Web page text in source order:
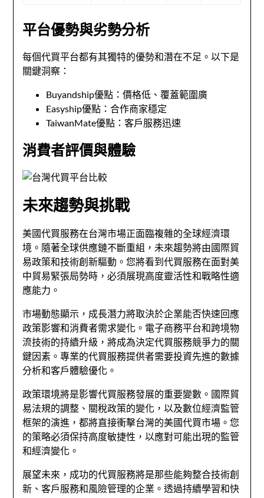
平台優勢與劣勢分析
每個代買平台都有其獨特的優勢和潛在不足。以下是
關鍵洞察：
Buyandship優點：價格低、覆蓋範圍廣
Easyship優點：合作商家穩定
TaiwanMate優點：客戶服務迅速
消費者評價與體驗
未來趨勢與挑戰
美國代買服務在台灣市場正面臨複雜的全球經濟環
境。隨著全球供應鏈不斷重組，未來趨勢將由國際貿
易政策和技術創新驅動。您將看到代買服務在面對美
中貿易緊張局勢時，必須展現高度靈活性和戰略性適
應能力。
市場動態顯示，成長潛力將取決於企業能否快速回應
政策影響和消費者需求變化。電子商務平台和跨境物
流技術的持續升級，將成為決定代買服務競爭力的關
鍵因素。專業的代買服務提供者需要投資先進的數據
分析和客戶體驗優化。
政策環境將是影響代買服務發展的重要變數。國際貿
易法規的調整、關稅政策的變化，以及數位經濟監管
框架的演進，都將直接衝擊台灣的美國代買市場。您
的策略必須保持高度敏捷性，以應對可能出現的監管
和經濟變化。
展望未來，成功的代買服務將是那些能夠整合技術創
新、客戶服務和風險管理的企業。透過持續學習和快